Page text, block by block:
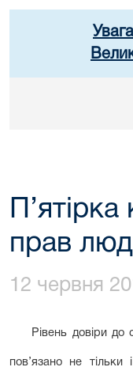
прав
12 червня
Рівень довіри до
пов’язано не тільки